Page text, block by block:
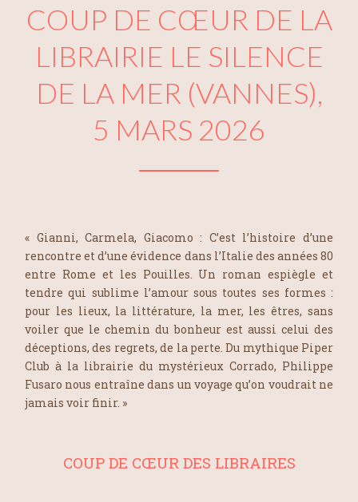
COUP DE CŒUR DE LA
LIBRAIRIE LE SILENCE
DE LA MER (VANNES),
5 MARS 2026
« Gianni, Carmela, Giacomo : C’est l’histoire d’une
rencontre et d’une évidence dans l’Italie des années 80
entre Rome et les Pouilles. Un roman espiègle et
tendre qui sublime l’amour sous toutes ses formes :
pour les lieux, la littérature, la mer, les êtres, sans
voiler que le chemin du bonheur est aussi celui des
déceptions, des regrets, de la perte. Du mythique Piper
Club à la librairie du mystérieux Corrado, Philippe
Fusaro nous entraîne dans un voyage qu’on voudrait ne
jamais voir finir. »
COUP DE CŒUR DES LIBRAIRES